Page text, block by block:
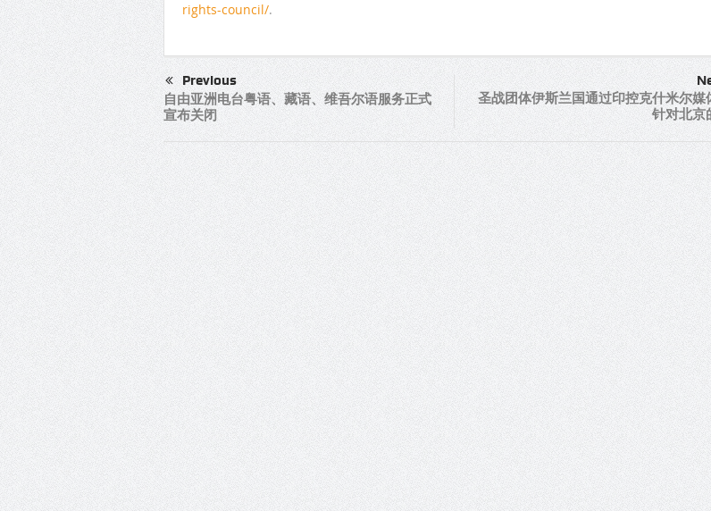
rights-council/.
Previous
自由亚洲电台粤语、藏语、维吾尔语服务正式
宣布关闭
圣战团体伊斯兰国通过印控克什米尔媒
针对北京